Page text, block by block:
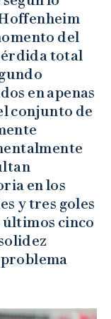
del
total
en apenas
conjunto de
en los
y tres goles
últimos cinco